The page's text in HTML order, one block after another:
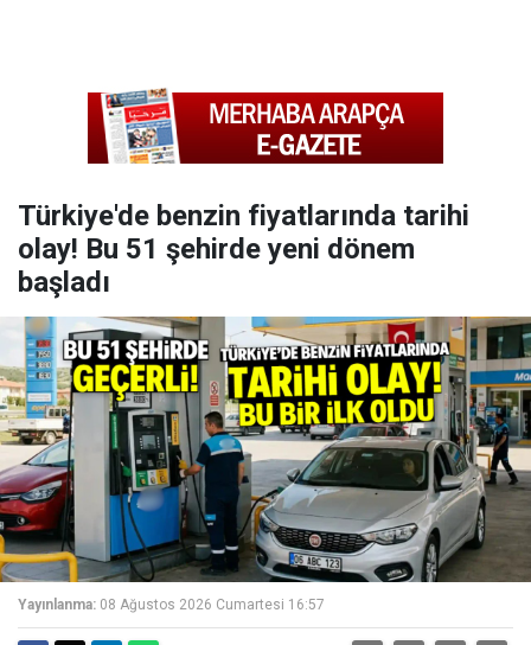
Türkiye'de benzin fiyatlarında tarihi
olay! Bu 51 şehirde yeni dönem
başladı
Yayınlanma: 08 Ağustos 2026 Cumartesi 16:57